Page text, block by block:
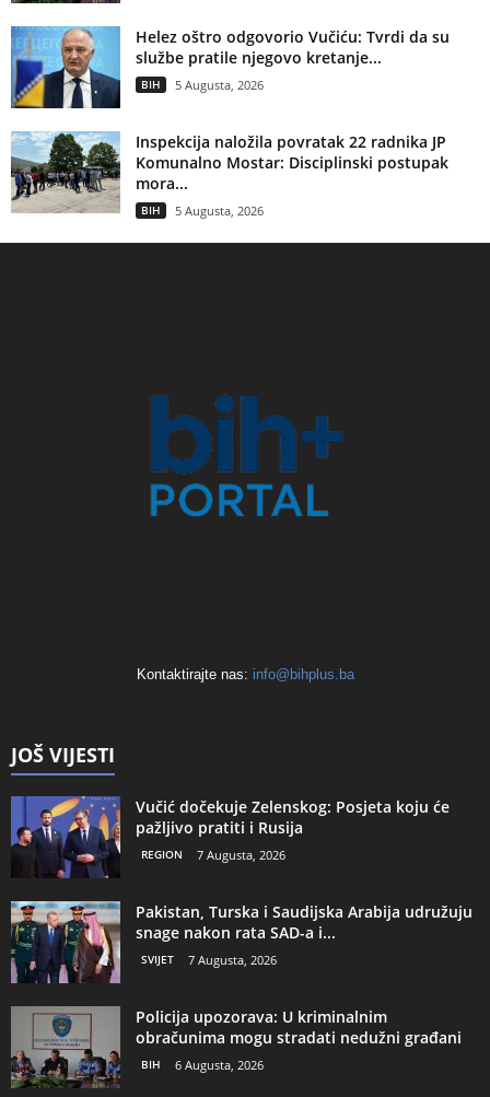
Helez oštro odgovorio Vučiću: Tvrdi da su
službe pratile njegovo kretanje...
BIH 5 Augusta, 2026
Inspekcija naložila povratak 22 radnika JP
Komunalno Mostar: Disciplinski postupak
mora...
BIH 5 Augusta, 2026
Kontaktirajte nas: info@bihplus.ba
JOŠ VIJESTI
Vučić dočekuje Zelenskog: Posjeta koju će
pažljivo pratiti i Rusija
REGION 7 Augusta, 2026
Pakistan, Turska i Saudijska Arabija udružuju
snage nakon rata SAD-a i...
SVIJET 7 Augusta, 2026
Policija upozorava: U kriminalnim
obračunima mogu stradati nedužni građani
BIH 6 Augusta, 2026